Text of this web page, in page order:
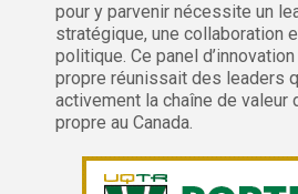
pour y parvenir nécessite un
stratégique, une collaboration
politique. Ce panel
propre réunissait des leaders
activement la chaîne de valeur
propre au Canada.